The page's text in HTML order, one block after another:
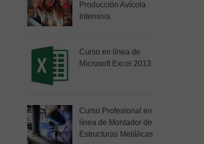
Producción Avícola
Intensiva
Curso en línea de
Microsoft Excel 2013
Curso Profesional en
línea de Montador de
Estructuras Metálicas